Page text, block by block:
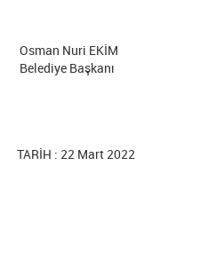
Osman Nuri EKİM
Belediye Başkanı
TARİH : 22 Mart 2022